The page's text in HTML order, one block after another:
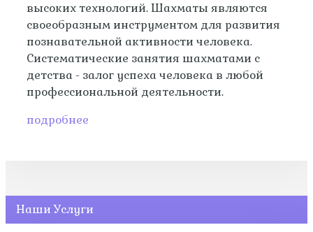
высоких технологий. Шахматы являются
своеобразным инструментом для развития
познавательной активности человека.
Систематические занятия шахматами с
детства - залог успеха человека в любой
профессиональной деятельности.
подробнее
Наши Услуги